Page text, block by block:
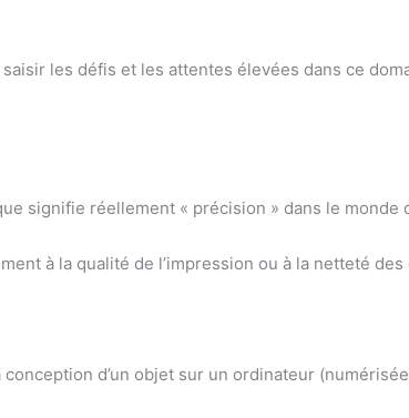
les défis et les attentes élevées dans ce
signifie réellement « précision » dans le monde
à la qualité de l’impression ou à la netteté
d’un objet sur un ordinateur